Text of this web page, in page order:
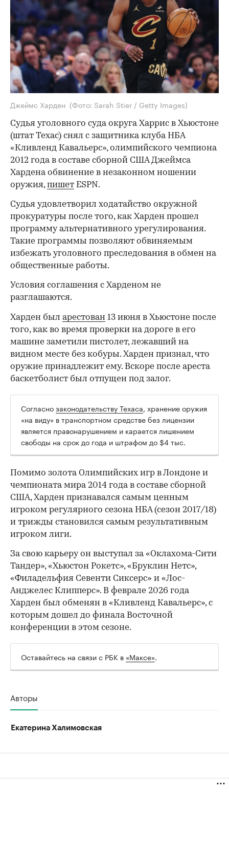
Джеймс Харден (Фото: Sarah Stier / Getty Images)
Судья уголовного суда округа Харрис в Хьюстоне
(штат Техас) снял с защитника клуба НБА
«Кливленд Кавальерс», олимпийского чемпиона
2012 года в составе сборной США Джеймса
Хардена обвинение в незаконном ношении
оружия,пишет ESPN.
Судья удовлетворил ходатайство окружной
прокуратуры после того, как Харден прошел
программу альтернативного урегулирования.
Такие программы позволяют обвиняемым
избежать уголовного преследования в обмен на
общественные работы.
Условия соглашения с Харденом не
разглашаются.
00:00 / 00:00
Харден был арестован 13 июня в Хьюстоне после
того, как во время проверки на дороге в его
машине заметили пистолет, лежавший на
видном месте без кобуры. Харден признал, что
оружие принадлежит ему. Вскоре после ареста
баскетболист был отпущен под залог.
Согласнозаконодательству Техаса, хранение оружия
«на виду» в транспортном средстве без лицензии
является правонарушением и карается лишением
свободы на срок до года и штрафом до $4 тыс.
Помимо золота Олимпийских игр в Лондоне и
чемпионата мира 2014 года в составе сборной
США, Харден признавался самым ценным
игроком регулярного сезона НБА (сезон 2017/18)
и трижды становился самым результативным
игроком лиги.
За свою карьеру он выступал за «Оклахома-Сити
Тандер», «Хьюстон Рокетс», «Бруклин Нетс»,
«Филадельфия Севенти Сиксерс» и «Лос-
Анджелес Клипперс». В феврале 2026 года
Харден был обменян в «Кливленд Кавальерс», с
которым дошел до финала Восточной
конференции в этом сезоне.
Оставайтесь на связи с РБК в «Максе».
Авторы
Екатерина Халимовская